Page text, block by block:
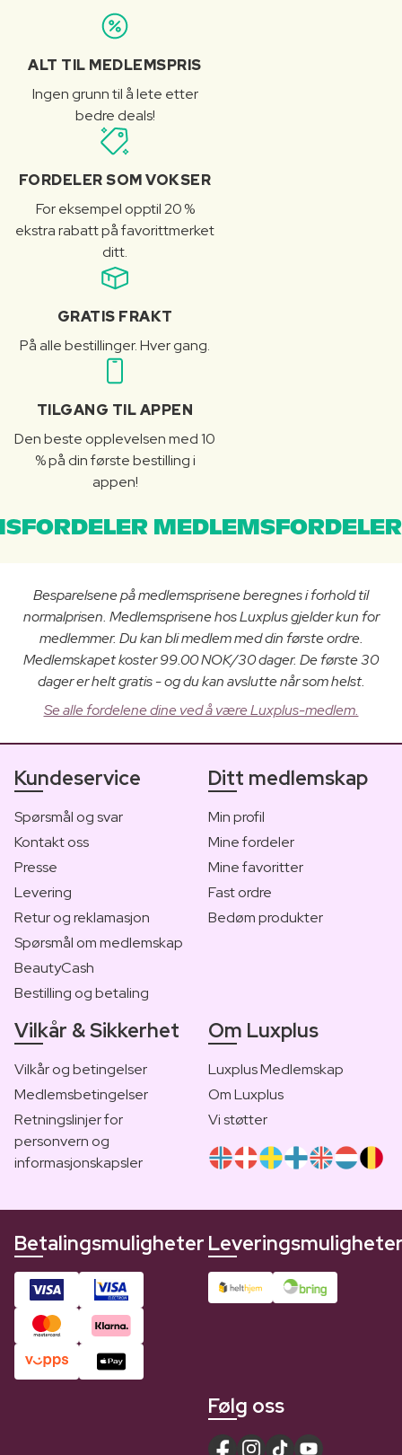
ALT TIL MEDLEMSPRIS
Ingen grunn til å lete etter
bedre deals!
FORDELER SOM VOKSER
For eksempel opptil 20 %
ekstra rabatt på favorittmerket
ditt.
GRATIS FRAKT
På alle bestillinger. Hver gang.
TILGANG TIL APPEN
Den beste opplevelsen med 10
% på din første bestilling i
appen!
Besparelsene på medlemsprisene beregnes i forhold til
normalprisen. Medlemsprisene hos Luxplus gjelder kun for
medlemmer. Du kan bli medlem med din første ordre.
Medlemskapet koster 99.00 NOK/30 dager. De første 30
dager er helt gratis - og du kan avslutte når som helst.
Se alle fordelene dine ved å være Luxplus-medlem.
Kundeservice
Spørsmål og svar
Kontakt oss
Presse
Levering
Retur og reklamasjon
Spørsmål om medlemskap
BeautyCash
Bestilling og betaling
Ditt medlemskap
Min profil
Mine fordeler
Mine favoritter
Fast ordre
Bedøm produkter
Vilkår & Sikkerhet
Vilkår og betingelser
Medlemsbetingelser
Retningslinjer for
personvern og
informasjonskapsler
Om Luxplus
Luxplus Medlemskap
Om Luxplus
Vi støtter
Betalingsmuligheter
Følg oss